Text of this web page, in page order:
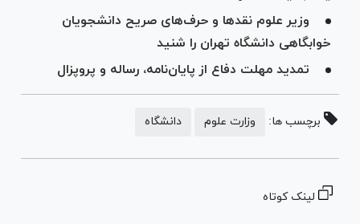
وزیر علوم نقد‌ها و حرف‌های صریح دانشجویان
خوابگاهی دانشگاه تهران را شنید
تمدید مهلت دفاع از پایان‌نامه، رساله و پروپزال
برچسب ها: وزارت علوم دانشگاه
لینک کوتاه